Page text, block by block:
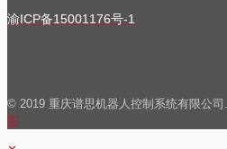
渝ICP备15001176号-1
© 2019 重庆谱思机器人控制系统有限公
图